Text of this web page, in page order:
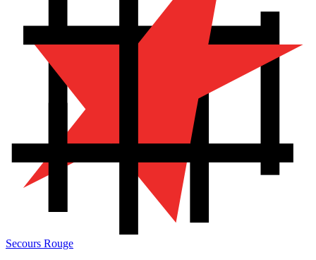
Secours Rouge